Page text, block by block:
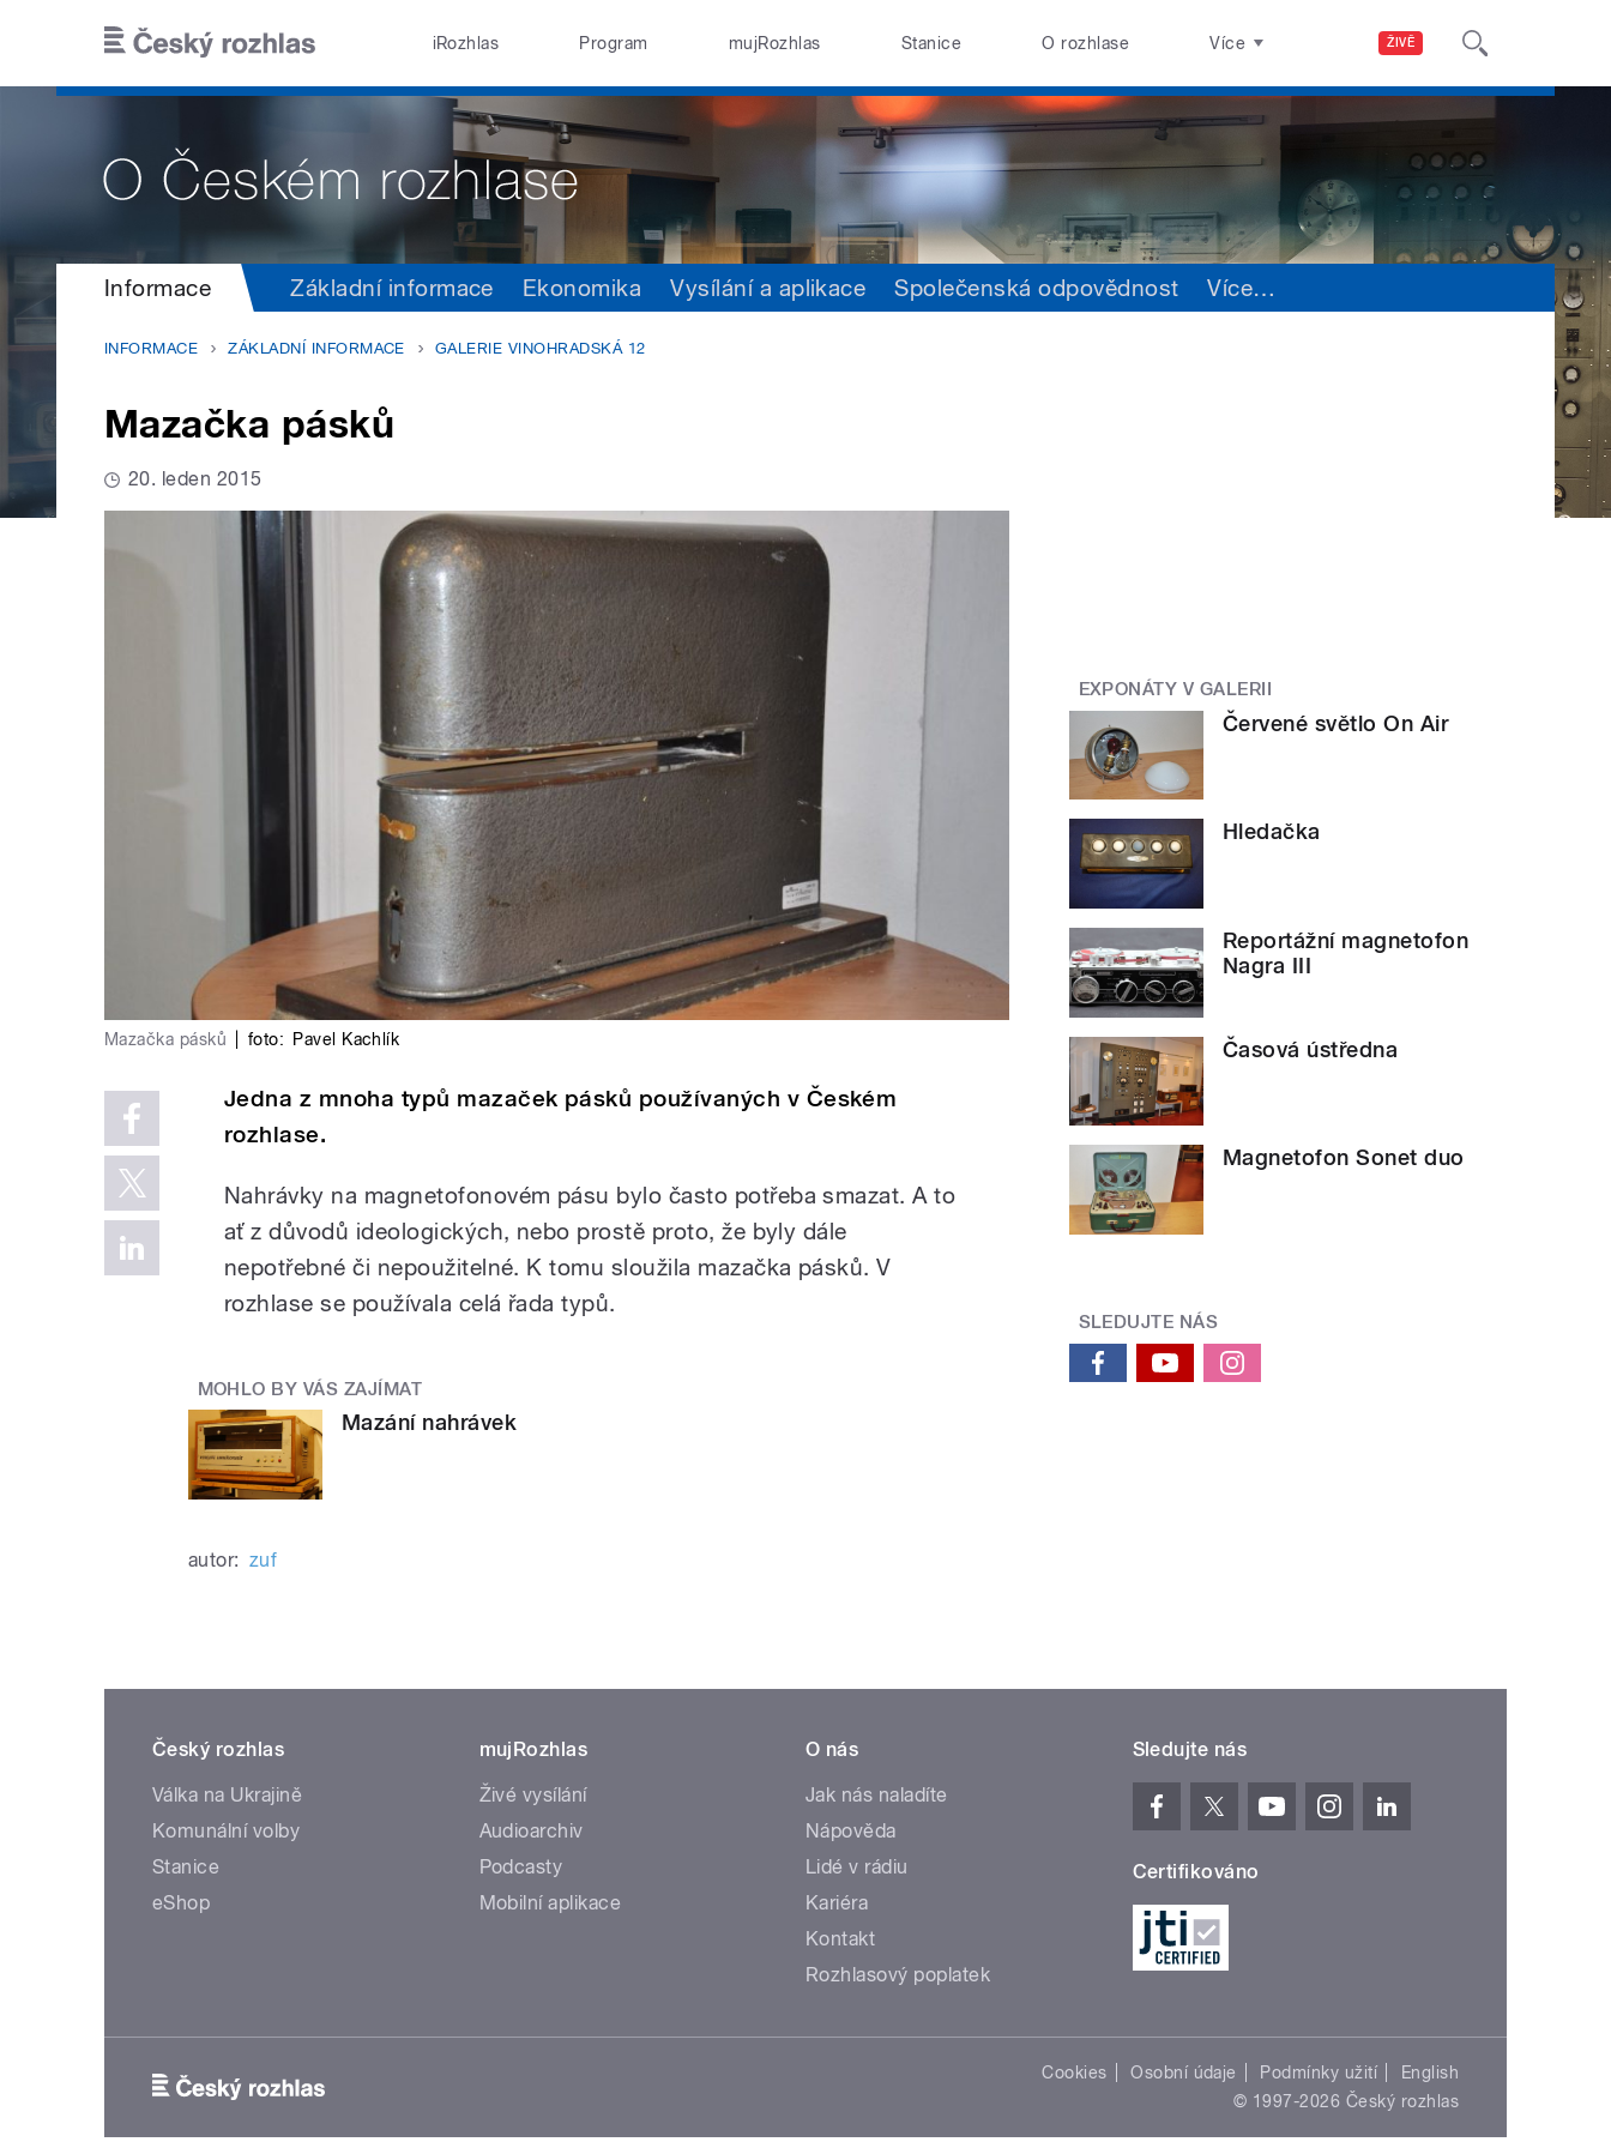
ŽIVĚ
iRozhlas Program mujRozhlas Stanice O rozhlase Více
Informace Základní informace Ekonomika Vysílání a aplikace Společenská odpovědnost Více…
INFORMACE ZÁKLADNÍ INFORMACE GALERIE VINOHRADSKÁ 12
Mazačka pásků
20. leden 2015
Mazačka pásků foto: Pavel Kachlík
Jedna z mnoha typů mazaček pásků používaných v Českém
rozhlase.
Nahrávky na magnetofonovém pásu bylo často potřeba smazat. A to
ať z důvodů ideologických, nebo prostě proto, že byly dále
nepotřebné či nepoužitelné. K tomu sloužila mazačka pásků. V
rozhlase se používala celá řada typů.
MOHLO BY VÁS ZAJÍMAT
Mazání nahrávek
autor: zuf
EXPONÁTY V GALERII
Červené světlo On Air
Hledačka
Reportážní magnetofon
Nagra III
Časová ústředna
Magnetofon Sonet duo
SLEDUJTE NÁS
Český rozhlas
Válka na Ukrajině
Komunální volby
Stanice
eShop
mujRozhlas
Živé vysílání
Audioarchiv
Podcasty
Mobilní aplikace
O nás
Jak nás naladíte
Nápověda
Lidé v rádiu
Kariéra
Kontakt
Rozhlasový poplatek
Sledujte nás
Certifikováno
Cookies Osobní údaje Podmínky užití
English
© 1997-2026 Český rozhlas